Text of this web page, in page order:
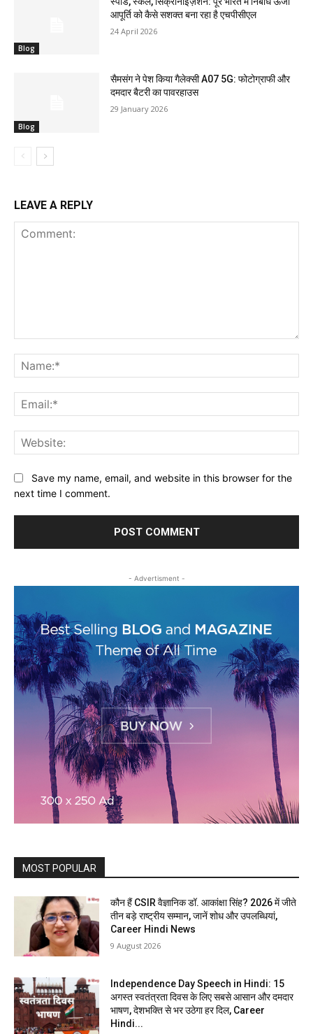
Blog
आपूर्ति को कैसे सशक्त बना रहा है एचपीसीएल
24 April 2026
Blog
सैमसंग ने पेश किया गैलेक्सी A07 5G: फोटोग्राफी और
दमदार बैटरी का पावरहाउस
29 January 2026
LEAVE A REPLY
Save my name, email, and website in this browser for the
next time I comment.
- Advertisment -
MOST POPULAR
कौन हैं CSIR वैज्ञानिक डॉ. आकांक्षा सिंह? 2026 में जीते
तीन बड़े राष्ट्रीय सम्मान, जानें शोध और उपलब्धियां,
Career Hindi News
9 August 2026
Independence Day Speech in Hindi: 15
अगस्त स्वतंत्रता दिवस के लिए सबसे आसान और दमदार
भाषण, देशभक्ति से भर उठेगा हर दिल, Career
Hindi...